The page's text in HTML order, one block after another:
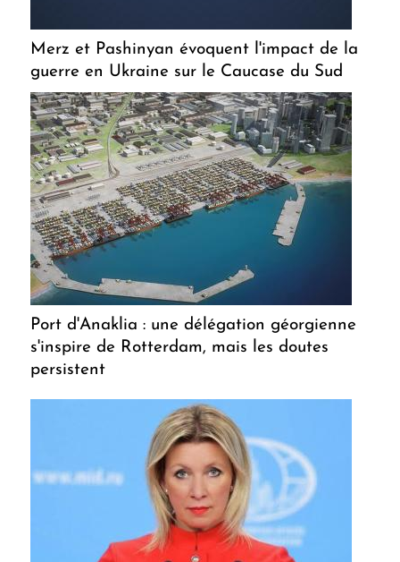
Merz et Pashinyan évoquent l'impact de la
guerre en Ukraine sur le Caucase du Sud
Port d'Anaklia : une délégation géorgienne
s'inspire de Rotterdam, mais les doutes
persistent